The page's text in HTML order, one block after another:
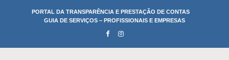
PORTAL DA TRANSPARÊNCIA E PRESTAÇÃO DE CONTAS
GUIA DE SERVIÇOS – PROFISSIONAIS E EMPRESAS